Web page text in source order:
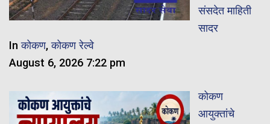
संसदेत माहिती
सादर
Inकोकण,कोकण रेल्वे
August 6, 2026 7:22 pm
कोकण
आयुक्तांचे